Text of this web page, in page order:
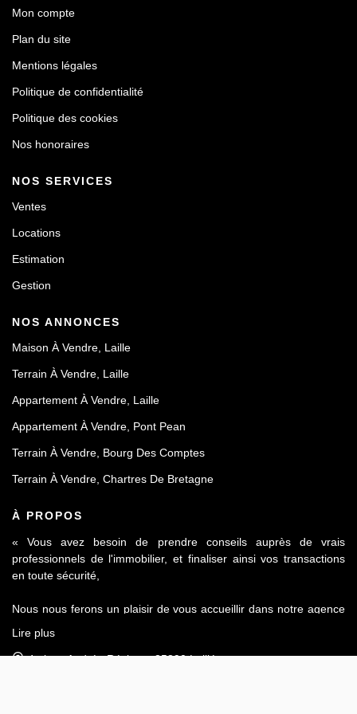
Mon compte
Plan du site
Mentions légales
Politique de confidentialité
Politique des cookies
Nos honoraires
NOS SERVICES
Ventes
Locations
Estimation
Gestion
NOS ANNONCES
Maison À Vendre, Laille
Terrain À Vendre, Laille
Appartement À Vendre, Laille
Appartement À Vendre, Pont Pean
Terrain À Vendre, Bourg Des Comptes
Terrain À Vendre, Chartres De Bretagne
À PROPOS
« Vous avez besoin de prendre conseils auprès de vrais
professionnels de l'immobilier, et finaliser ainsi vos transactions
en toute sécurité,
Nous nous ferons un plaisir de vous accueillir dans notre agence
sur l'axe Rennes-Nantes.
Lire plus
4 place Andrée Récipon, 35890 Laillé